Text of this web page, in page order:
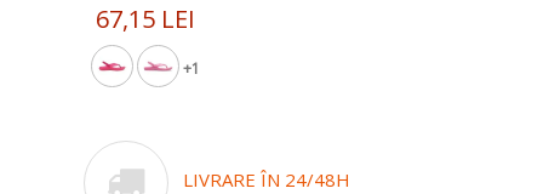
+1
67,15 LEI
LIVRARE ÎN 24/48H